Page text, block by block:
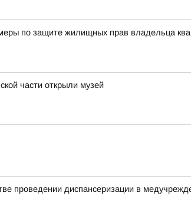
по защите жилищных прав владельца
части открыли музей
проведении диспансеризации в